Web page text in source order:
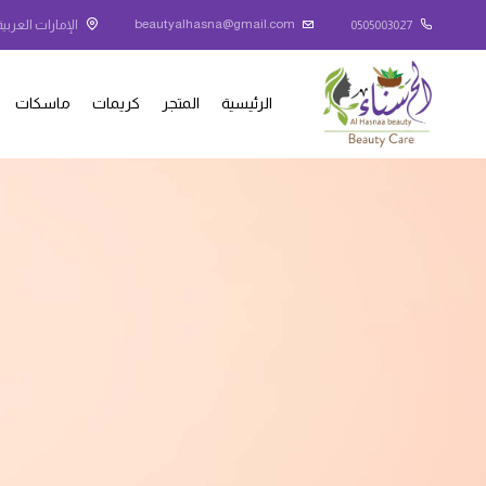
0505003027
beautyalhasna@gmail.com الإمارات
الرئيسية المتجر كريمات ماسكات